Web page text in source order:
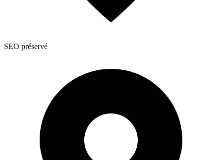
SEO préservé